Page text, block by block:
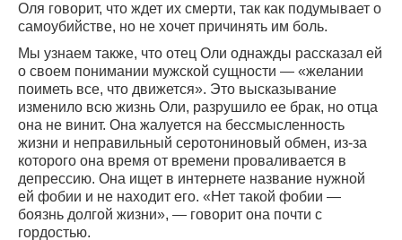
Оля говорит, что ждет их смерти, так как подумывает о
самоубийстве, но не хочет причинять им боль.
Мы узнаем также, что отец Оли однажды рассказал ей
о своем понимании мужской сущности — «желании
поиметь все, что движется». Это высказывание
изменило всю жизнь Оли, разрушило ее брак, но отца
она не винит. Она жалуется на бессмысленность
жизни и неправильный серотониновый обмен, из-за
которого она время от времени проваливается в
депрессию. Она ищет в интернете название нужной
ей фобии и не находит его. «Нет такой фобии —
боязнь долгой жизни», — говорит она почти с
гордостью.